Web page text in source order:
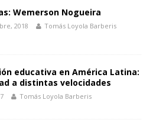
Wemerson Nogueira
2018 Tomás Loyola Barberis
educativa en América Latina:
a distintas velocidades
Tomás Loyola Barberis